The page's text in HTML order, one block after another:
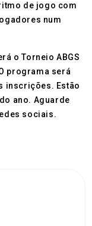
de jogo com
num
o Torneio ABGS
programa será
inscrições. Estão
ano. Aguarde
sociais.